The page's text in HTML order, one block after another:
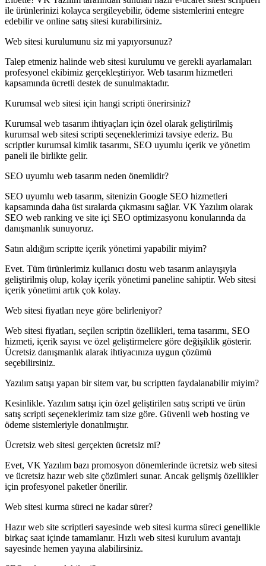
ile ürünlerinizi kolayca sergileyebilir, ödeme sistemlerini entegre
edebilir ve online satış sitesi kurabilirsiniz.
Web sitesi kurulumunu siz mi yapıyorsunuz?
Talep etmeniz halinde web sitesi kurulumu ve gerekli ayarlamaları
profesyonel ekibimiz gerçekleştiriyor. Web tasarım hizmetleri
kapsamında ücretli destek de sunulmaktadır.
Kurumsal web sitesi için hangi scripti önerirsiniz?
Kurumsal web tasarım ihtiyaçları için özel olarak geliştirilmiş
kurumsal web sitesi scripti seçeneklerimizi tavsiye ederiz. Bu
scriptler kurumsal kimlik tasarımı, SEO uyumlu içerik ve yönetim
paneli ile birlikte gelir.
SEO uyumlu web tasarım neden önemlidir?
SEO uyumlu web tasarım, sitenizin Google SEO hizmetleri
kapsamında daha üst sıralarda çıkmasını sağlar. VK Yazılım olarak
SEO web ranking ve site içi SEO optimizasyonu konularında da
danışmanlık sunuyoruz.
Satın aldığım scriptte içerik yönetimi yapabilir miyim?
Evet. Tüm ürünlerimiz kullanıcı dostu web tasarım anlayışıyla
geliştirilmiş olup, kolay içerik yönetimi paneline sahiptir. Web sitesi
içerik yönetimi artık çok kolay.
Web sitesi fiyatları neye göre belirleniyor?
Web sitesi fiyatları, seçilen scriptin özellikleri, tema tasarımı, SEO
hizmeti, içerik sayısı ve özel geliştirmelere göre değişiklik gösterir.
Ücretsiz danışmanlık alarak ihtiyacınıza uygun çözümü
seçebilirsiniz.
Yazılım satışı yapan bir sitem var, bu scriptten faydalanabilir miyim?
Kesinlikle. Yazılım satışı için özel geliştirilen satış scripti ve ürün
satış scripti seçeneklerimiz tam size göre. Güvenli web hosting ve
ödeme sistemleriyle donatılmıştır.
Ücretsiz web sitesi gerçekten ücretsiz mi?
Evet, VK Yazılım bazı promosyon dönemlerinde ücretsiz web sitesi
ve ücretsiz hazır web site çözümleri sunar. Ancak gelişmiş özellikler
için profesyonel paketler önerilir.
Web sitesi kurma süreci ne kadar sürer?
Hazır web site scriptleri sayesinde web sitesi kurma süreci genellikle
birkaç saat içinde tamamlanır. Hızlı web sitesi kurulum avantajı
sayesinde hemen yayına alabilirsiniz.